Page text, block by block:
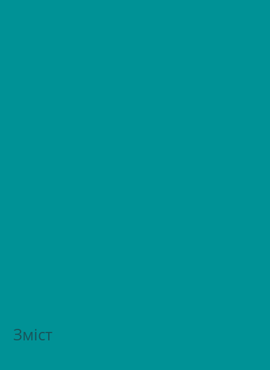
Зміст